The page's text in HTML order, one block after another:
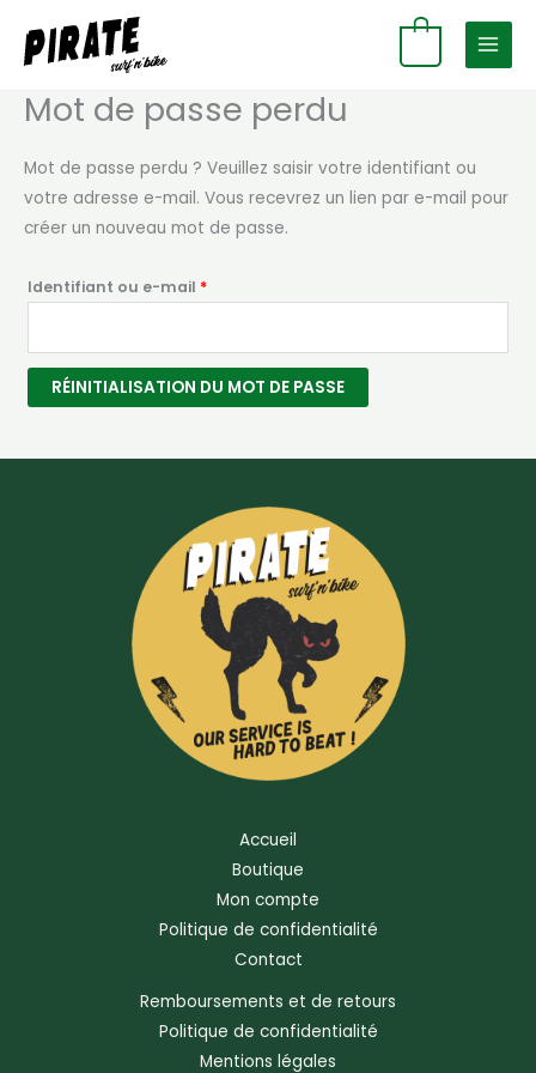
contenu
Mot de passe perdu
Mot de passe perdu ? Veuillez saisir votre identifiant ou
votre adresse e-mail. Vous recevrez un lien par e-mail pour
créer un nouveau mot de passe.
Identifiant ou e-mail *Obligatoire
RÉINITIALISATION DU MOT DE PASSE
Accueil
Boutique
Mon compte
Politique de confidentialité
Contact
Remboursements et de retours
Politique de confidentialité
Mentions légales